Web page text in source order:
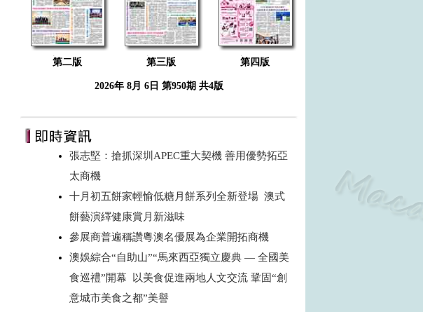
第二版 第三版 第四版
2026年 8月 6日 第950期 共4版
張志堅：搶抓深圳APEC重大契機 善用優勢拓亞
太商機
十月初五餅家輕愉低糖月餅系列全新登場 澳式
餅藝演繹健康賞月新滋味
參展商普遍稱讚粵澳名優展為企業開拓商機
澳娛綜合“自助山”“馬來西亞獨立慶典 — 全國美
食巡禮”開幕 以美食促進兩地人文交流 鞏固“創
意城市美食之都”美譽